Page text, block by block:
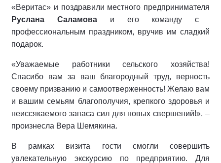
«Веритас» и поздравили местного предпринимателя
Руслана Саламоваи его команду с
профессиональным праздником, вручив им сладкий
подарок.
«Уважаемые работники сельского хозяйства!
Спасибо вам за ваш благородный труд, верность
своему призванию и самоотверженность! Желаю вам
и вашим семьям благополучия, крепкого здоровья и
неиссякаемого запаса сил для новых свершений!», –
произнесла Вера Шемякина.
В рамках визита гости смогли совершить
увлекательную экскурсию по предприятию. Для